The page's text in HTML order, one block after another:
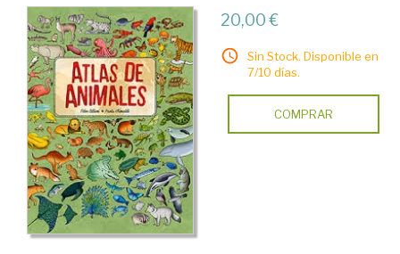
20,00 €
Sin Stock. Disponible en
7/10 días.
COMPRAR